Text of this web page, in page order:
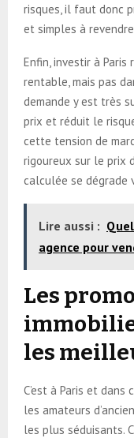
risques, il faut donc
et simples à
Enfin, investir à
rentable, mais pas
demande y est très
prix et réduit le
cette tension de
rigoureux sur le prix
calculée se dégrade
Lire aussi :
agence pour
Les
les
C’est à Paris et
les amateurs
les plus séduisants.